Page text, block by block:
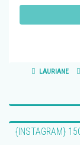
LAURIANE
{INSTAGRAM}